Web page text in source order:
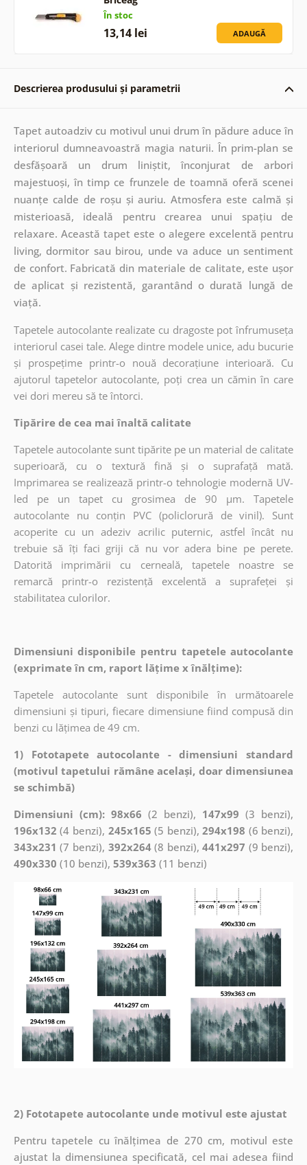
În stoc
13,14 lei ADAUGĂ
Descrierea produsului și parametrii
Tapet autoadziv cu motivul unui drum în pădure aduce în
interiorul dumneavoastră magia naturii. În prim-plan se
desfășoară un drum liniștit, înconjurat de arbori
majestuoși, în timp ce frunzele de toamnă oferă scenei
nuanțe calde de roșu și auriu. Atmosfera este calmă și
misterioasă, ideală pentru crearea unui spațiu de
relaxare. Această tapet este o alegere excelentă pentru
living, dormitor sau birou, unde va aduce un sentiment
de confort. Fabricată din materiale de calitate, este ușor
de aplicat și rezistentă, garantând o durată lungă de
viață.
Tapetele autocolante realizate cu dragoste pot înfrumuseța
interiorul casei tale. Alege dintre modele unice, adu bucurie
și prospețime printr-o nouă decorațiune interioară. Cu
ajutorul tapetelor autocolante, poți crea un cămin în care
vei dori mereu să te întorci.
Tipărire de cea mai înaltă calitate
Tapetele autocolante sunt tipărite pe un material de calitate
superioară, cu o textură fină și o suprafață mată.
Imprimarea se realizează printr-o tehnologie modernă UV-
led pe un tapet cu grosimea de 90 µm. Tapetele
autocolante nu conțin PVC (policlorură de vinil). Sunt
acoperite cu un adeziv acrilic puternic, astfel încât nu
trebuie să îți faci griji că nu vor adera bine pe perete.
Datorită imprimării cu cerneală, tapetele noastre se
remarcă printr-o rezistență excelentă a suprafeței și
stabilitatea culorilor.
Dimensiuni disponibile pentru tapetele autocolante
(exprimate în cm, raport lățime x înălțime):
Tapetele autocolante sunt disponibile în următoarele
dimensiuni și tipuri, fiecare dimensiune fiind compusă din
benzi cu lățimea de 49 cm.
1) Fototapete autocolante - dimensiuni standard
(motivul tapetului rămâne același, doar dimensiunea
se schimbă)
Dimensiuni (cm): 98x66 (2 benzi), 147x99 (3 benzi),
196x132 (4 benzi), 245x165 (5 benzi),294x198 (6 benzi),
343x231 (7 benzi), 392x264(8 benzi),441x297 (9 benzi),
490x330 (10 benzi), 539x363 (11 benzi)
2) Fototapete autocolante unde motivul este ajustat
Pentru tapetele cu înălțimea de 270 cm, motivul este
ajustat la dimensiunea specificată, cel mai adesea fiind